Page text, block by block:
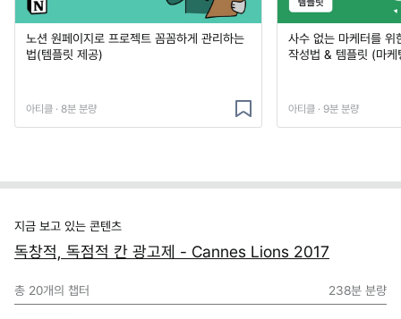
노션 원페이지로 프로젝트 꼼꼼하게 관리하는
법(템플릿 제공)
아티클 · 8분 분량
사수 없는 마케터를 위
작성법 & 템플릿 (마
아티클 · 9분 분량
지금 보고 있는 콘텐츠
독창적, 독점적 칸 광고제 - Cannes Lions 2017
총 20개의 챕터 238분 분량